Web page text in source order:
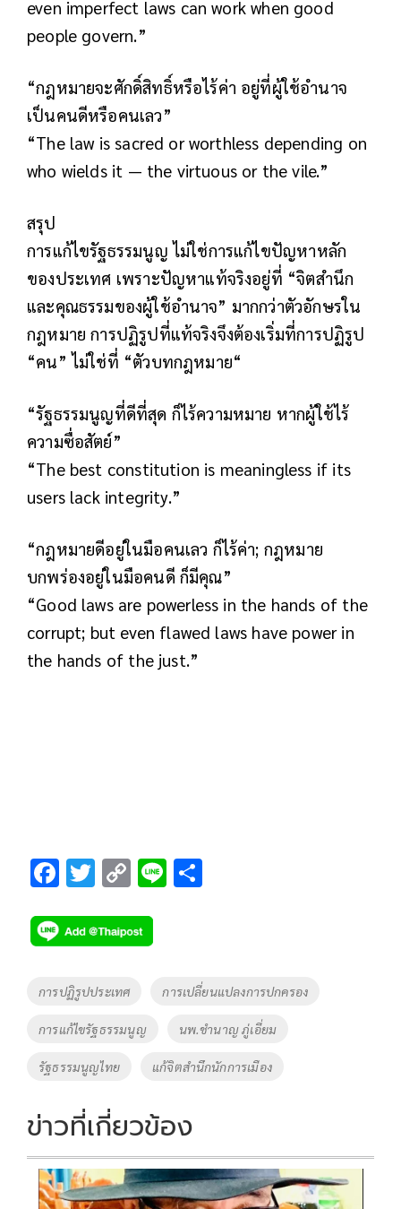
even imperfect laws can work when good
people govern.”
“กฎหมายจะศักดิ์สิทธิ์หรือไร้ค่า อยู่ที่ผู้ใช้อำนาจ
เป็นคนดีหรือคนเลว”
“The law is sacred or worthless depending on
who wields it — the virtuous or the vile.”
สรุป
การแก้ไขรัฐธรรมนูญ ไม่ใช่การแก้ไขปัญหาหลัก
ของประเทศ เพราะปัญหาแท้จริงอยู่ที่ “จิตสำนึก
และคุณธรรมของผู้ใช้อำนาจ” มากกว่าตัวอักษรใน
กฎหมาย การปฏิรูปที่แท้จริงจึงต้องเริ่มที่การปฏิรูป
“คน” ไม่ใช่ที่ “ตัวบทกฎหมาย“
“รัฐธรรมนูญที่ดีที่สุด ก็ไร้ความหมาย หากผู้ใช้ไร้
ความซื่อสัตย์”
“The best constitution is meaningless if its
users lack integrity.”
“กฎหมายดีอยู่ในมือคนเลว ก็ไร้ค่า; กฎหมาย
บกพร่องอยู่ในมือคนดี ก็มีคุณ”
“Good laws are powerless in the hands of the
corrupt; but even flawed laws have power in
the hands of the just.”
F
e
b
o
o
k
T
tt
er
C
p
y
k
Li
Tags
การปฏิรูปประเทศ การเปลี่ยนแปลงการปกครอง
การแก้ไขรัฐธรรมนูญ นพ.ชำนาญ ภู่เอี่ยม
รัฐธรรมนูญไทย แก้จิตสำนึกนักการเมือง
ข่าวที่เกี่ยวข้อง